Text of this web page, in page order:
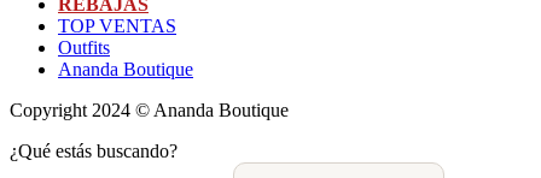
TOP VENTAS
Outfits
Ananda Boutique
Copyright 2024 © Ananda Boutique
¿Qué estás buscando?